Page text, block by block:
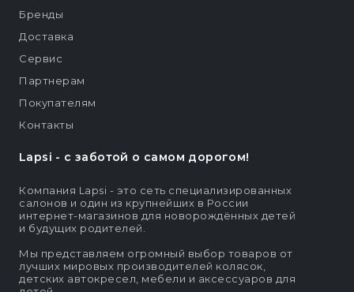
Lapsi - c заботой о самом дорогом!
Компания Lapsi - это сеть специализированных
салонов и один из крупнейших в России
интернет-магазинов для новорождённых детей
и будущих родителей.
Мы представляем огромный выбор товаров от
лучших мировых производителей колясок,
детских автокресел, мебели и аксессуаров для
Бренды
Доставка
Сервис
Партнерам
Покупателям
Контакты